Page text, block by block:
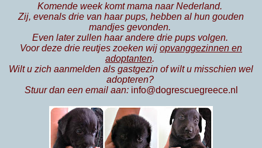
Komende week komt mama naar Nederland.
Zij, evenals drie van haar pups, hebben al hun gouden
mandjes gevonden.
Even later zullen haar andere drie pups volgen.
Voor deze drie reutjes zoeken wij opvanggezinnen en
adoptanten.
Wilt u zich aanmelden als gastgezin of wilt u misschien wel
adopteren?
Stuur dan een email aan: info@dogrescuegreece.nl